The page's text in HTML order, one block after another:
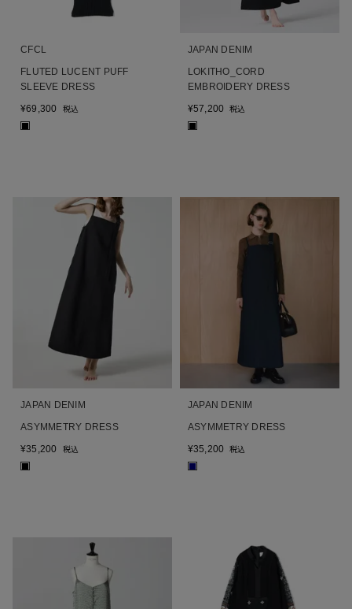
CFCL
FLUTED LUCENT PUFF
SLEEVE DRESS
¥69,300 税込
■
JAPAN DENIM
LOKITHO_CORD
EMBROIDERY DRESS
¥57,200 税込
■
JAPAN DENIM
ASYMMETRY DRESS
¥35,200 税込
■
JAPAN DENIM
ASYMMETRY DRESS
¥35,200 税込
■